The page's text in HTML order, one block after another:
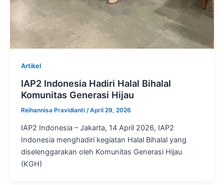
Artikel
IAP2 Indonesia Hadiri Halal Bihalal
Komunitas Generasi Hijau
Reihannisa Pravidianti /April 29, 2026
IAP2 Indonesia – Jakarta, 14 April 2026, IAP2
Indonesia menghadiri kegiatan Halal Bihalal yang
diselenggarakan oleh Komunitas Generasi Hijau
(KGH)